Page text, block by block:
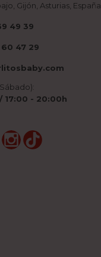
Gijón, Asturias, España
49 39
47 29
17:00 - 20:00h
Instagram
TikTok